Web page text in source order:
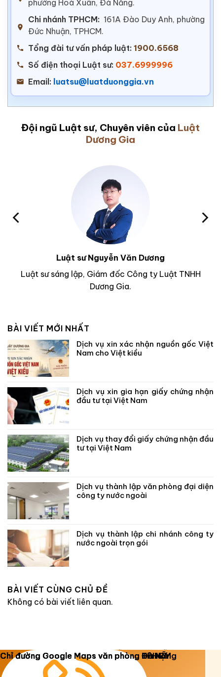
phường Hoà Xuân, Đà Nẵng.
Chi nhánh TPHCM: 161A Đào Duy Anh, phường
Đức Nhuận, TPHCM.
Tổng đài tư vấn pháp luật: 1900.6568
Số điện thoại Luật sư: 037.6999996
Email: luatsu@luatduonggia.vn
Đội ngũ Luật sư, Chuyên viên của Luật
Dương Gia
Luật sư Nguyễn Văn Dương
Luật sư sáng lập, Giám đốc Công ty Luật TNHH
Dương Gia.
BÀI VIẾT MỚI NHẤT
Dịch vụ xin xác nhận nguồn gốc Việt
Nam cho Việt kiều
Dịch vụ xin gia hạn giấy chứng nhận
đầu tư tại Việt Nam
Dịch vụ thay đổi giấy chứng nhận đầu
tư tại Việt Nam
Dịch vụ thành lập văn phòng đại diện
công ty nước ngoài
Dịch vụ thành lập chi nhánh công ty
nước ngoài trọn gói
BÀI VIẾT CÙNG CHỦ ĐỀ
Không có bài viết liên quan.
Copyright 2026 © Luật Dương Gia